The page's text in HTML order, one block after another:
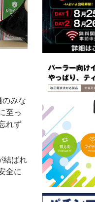
のみな
至っ
れず
結ばれ
全に